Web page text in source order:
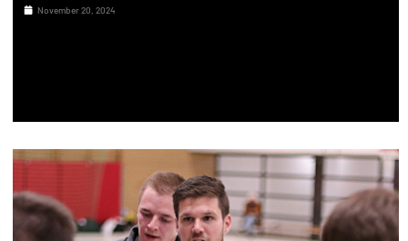
November 20, 2024